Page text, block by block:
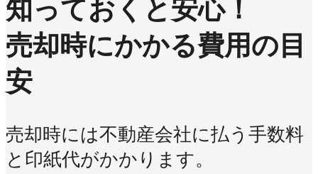
知っておくと安心！
売却時にかかる費用の目
安
売却時には不動産会社に払う手数料
と印紙代がかかります。